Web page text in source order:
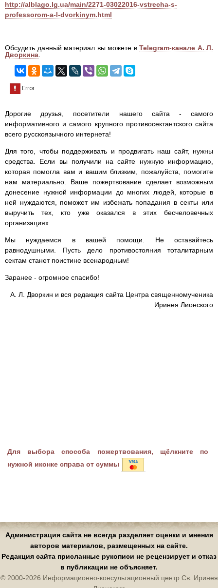
http://alblago.lg.ua/main/2271-03022016-vstrecha-s-
professorom-a-l-dvorkinym.html
Обсудить данный материал вы можете в Telegram-канале А. Л.
Дворкина.
Дорогие друзья, посетители нашего сайта - самого
информативного и самого крупного противосектантского сайта
всего русскоязычного интернета!
Для того, чтобы поддерживать и продвигать наш сайт, нужны
средства. Если вы получили на сайте нужную информацию,
которая помогла вам и вашим близким, пожалуйста, помогите
нам материально. Ваше пожертвование сделает возможным
донесение нужной информации до многих людей, которые в
ней нуждаются, поможет им избежать попадания в секты или
выручить тех, кто уже оказался в этих бесчеловечных
организациях.
Мы нуждаемся в вашей помощи. Не оставайтесь
равнодушными. Пусть дело противостояния тоталитарным
сектам станет поистине всенародным!
Заранее - огромное спасибо!
А. Л. Дворкин и вся редакция сайта Центра священномученика
Иринея Лионского
Для выбора способа пожертвования, щёлкните по
нужной иконке справа от суммы
Администрация сайта не всегда разделяет оценки и мнения
авторов материалов, размещенных на сайте.
Редакция сайта присланные рукописи не рецензирует и отказ
в публикации не объясняет.
© 2000-2026 Информационно-консультационный центр Св. Иринея